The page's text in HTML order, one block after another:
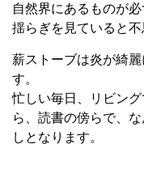
自然界にあるものが
揺らぎを見ていると不
薪ストーブは炎が綺
す。
忙しい毎日、リビン
ら、読書の傍らで、
しとなります。